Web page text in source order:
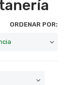
ORDENAR POR: